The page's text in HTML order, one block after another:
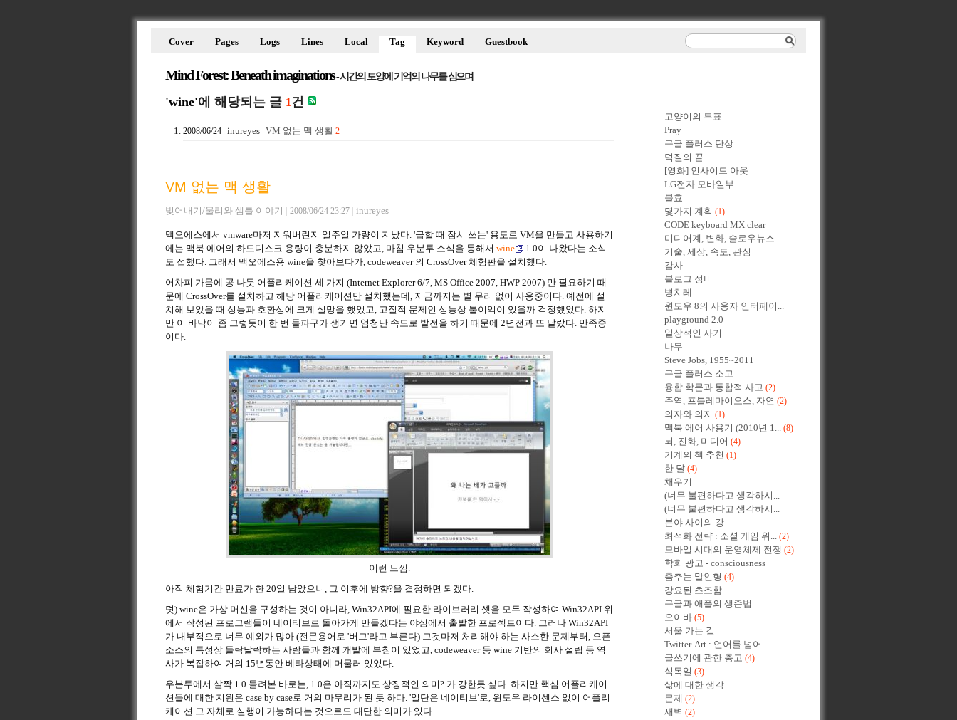
Mind Forest: Beneath imaginations- 시간의 토양에 기억의 나무를 심으며
Cover Pages Logs Lines Local Tag Keyword Guestbook
'wine'에 해당되는 글 1건
2008/06/24 inureyes VM 없는 맥 생활 2
VM 없는 맥 생활
빚어내기/물리와 셈틀 이야기 2008/06/24 23:27 inureyes
맥오에스에서 vmware마저 지워버린지 일주일 가량이 지났다. '급할 때 잠시 쓰는' 용도로 VM을 만들고 사용하기
에는 맥북 에어의 하드디스크 용량이 충분하지 않았고, 마침 우분투 소식을 통해서 wine
1.0이 나왔다는 소식
도 접했다. 그래서 맥오에스용 wine을 찾아보다가, codeweaver 의 CrossOver 체험판을 설치했다.
어차피 가뭄에 콩 나듯 어플리케이션 세 가지 (Internet Explorer 6/7, MS Office 2007, HWP 2007) 만 필요하기 때
문에 CrossOver를 설치하고 해당 어플리케이션만 설치했는데, 지금까지는 별 무리 없이 사용중이다. 예전에 설
치해 보았을 때 성능과 호환성에 크게 실망을 했었고, 고질적 문제인 성능상 불이익이 있을까 걱정했었다. 하지
만 이 바닥이 좀 그렇듯이 한 번 돌파구가 생기면 엄청난 속도로 발전을 하기 때문에 2년전과 또 달랐다. 만족중
이다.
이런 느낌.
아직 체험기간 만료가 한 20일 남았으니, 그 이후에 방향?을 결정하면 되겠다.
덧) wine은 가상 머신을 구성하는 것이 아니라, Win32API에 필요한 라이브러리 셋을 모두 작성하여 Win32API 위
에서 작성된 프로그램들이 네이티브로 돌아가게 만들겠다는 야심에서 출발한 프로젝트이다. 그러나 Win32API
가 내부적으로 너무 예외가 많아 (전문용어로 '버그'라고 부른다) 그것마저 처리해야 하는 사소한 문제부터, 오픈
소스의 특성상 들락날락하는 사람들과 함께 개발에 부침이 있었고, codeweaver 등 wine 기반의 회사 설립 등 역
사가 복잡하여 거의 15년동안 베타상태에 머물러 있었다.
우분투에서 살짝 1.0 돌려본 바로는, 1.0은 아직까지도 상징적인 의미? 가 강한듯 싶다. 하지만 핵심 어플리케이
션들에 대한 지원은 case by case로 거의 마무리가 된 듯 하다. '일단은 네이티브'로, 윈도우 라이센스 없이 어플리
케이션 그 자체로 실행이 가능하다는 것으로도 대단한 의미가 있다.
고양이의 투표
Pray
구글 플러스 단상
덕질의 끝
[영화] 인사이드 아웃
LG전자 모바일부
불효
몇가지 계획 (1)
CODE keyboard MX clear
미디어계, 변화, 슬로우뉴스
기술, 세상, 속도, 관심
감사
블로그 정비
병치레
윈도우 8의 사용자 인터페이...
playground 2.0
일상적인 사기
나무
Steve Jobs, 1955~2011
구글 플러스 소고
융합 학문과 통합적 사고 (2)
주역, 프톨레마이오스, 자연 (2)
의자와 의지 (1)
맥북 에어 사용기 (2010년 1... (8)
뇌, 진화, 미디어 (4)
기계의 책 추천 (1)
한 달 (4)
채우기
(너무 불편하다고 생각하시...
(너무 불편하다고 생각하시...
분야 사이의 강
최적화 전략 : 소셜 게임 위... (2)
모바일 시대의 운영체제 전쟁 (2)
학회 광고 - consciousness
춤추는 말인형 (4)
강요된 초조함
구글과 애플의 생존법
오이바 (5)
서울 가는 길
Twitter-Art : 언어를 넘어...
글쓰기에 관한 충고 (4)
식목일 (3)
삶에 대한 생각
문제
(2)
새벽 (2)